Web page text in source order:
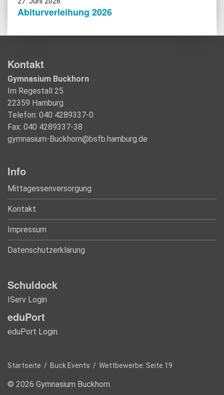
Abiturverleihung 2026
Kontakt
Gymnasium Buckhorn
Im Regestall 25
22359 Hamburg
Telefon: 040 4289337-0
Fax: 040 4289337-38
gymnasium-Buckhorn@bsfb.hamburg.de
Info
Mittagessenversorgung
Kontakt
Impressum
Datenschutzerklärung
Schuldock
IServ Login
eduPort
eduPort Login
Startseite / Buck Events / Wettbewerbe: Seite 19
© 2026 Gymnasium Buckhorn